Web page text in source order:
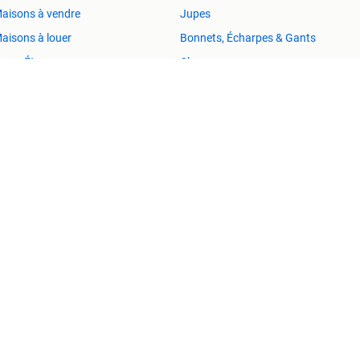
à vendre
à louer
Étranger
Jupes
Bonnets, Écharpes & Gants
Chaussures